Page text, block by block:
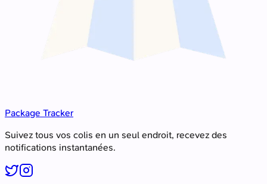
Package Tracker
Suivez tous vos colis en un seul endroit, recevez des
notifications instantanées.